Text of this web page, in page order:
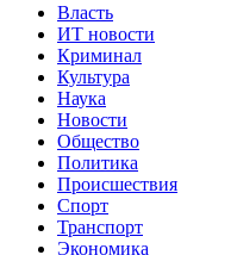
Власть
ИТ новости
Криминал
Культура
Наука
Новости
Общество
Политика
Происшествия
Спорт
Транспорт
Экономика